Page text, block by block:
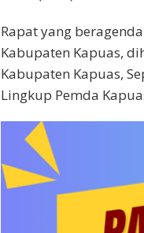
Rapat yang
Kabupaten Kapuas,
Kabupaten Kapuas,
Lingkup Pemda